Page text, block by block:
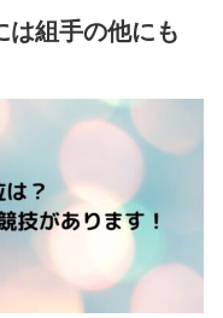
は組手の他にも